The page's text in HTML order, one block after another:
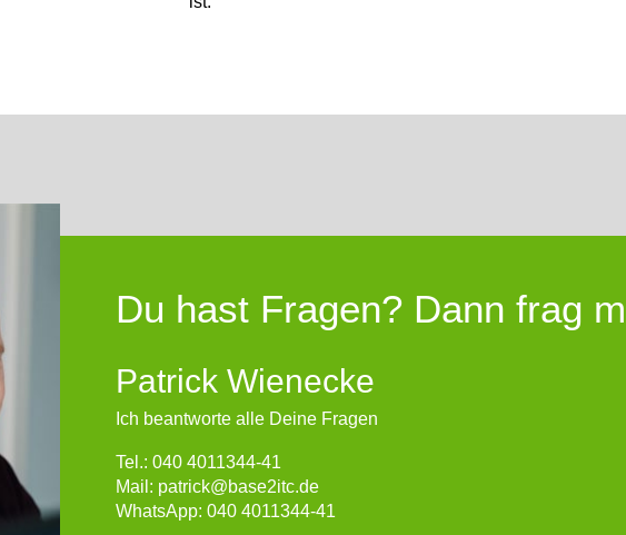
Du hast Fragen? Dann frag
Patrick Wienecke
Ich beantworte alle Deine Fragen
Tel.: 040 4011344-41
Mail: patrick@base2itc.de
WhatsApp: 040 4011344-41